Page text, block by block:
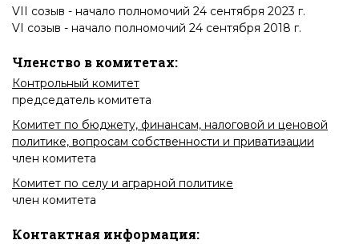
VII созыв - начало полномочий 24 сентября 2023 г.
VI созыв - начало полномочий 24 сентября 2018 г.
Членство в комитетах:
Контрольный комитет
председатель комитета
Комитет по бюджету, финансам, налоговой и ценовой
политике, вопросам собственности и приватизации
член комитета
Комитет по селу и аграрной политике
член комитета
Контактная информация: